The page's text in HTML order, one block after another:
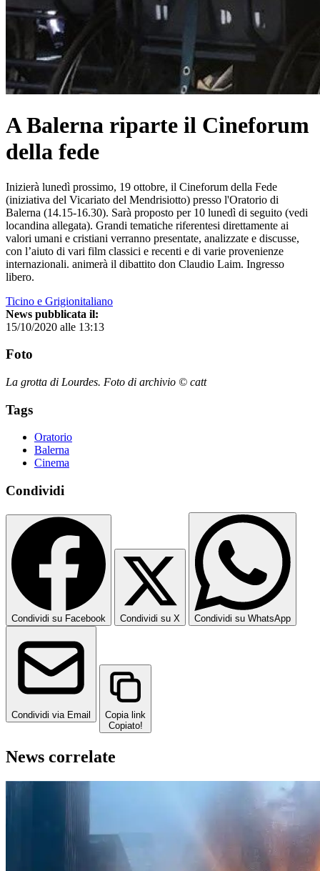
A Balerna riparte il Cineforum
della fede
Inizierà lunedì prossimo, 19 ottobre, il Cineforum della Fede
(iniziativa del Vicariato del Mendrisiotto) presso l'Oratorio di
Balerna (14.15-16.30). Sarà proposto per 10 lunedì di seguito (vedi
locandina allegata). Grandi tematiche riferentesi direttamente ai
valori umani e cristiani verranno presentate, analizzate e discusse,
con l’aiuto di vari film classici e recenti e di varie provenienze
internazionali. animerà il dibattito don Claudio Laim. Ingresso
libero.
Ticino e Grigionitaliano
News pubblicata il:
15/10/2020 alle 13:13
Foto
La grotta di Lourdes. Foto di archivio © catt
Tags
Oratorio
Balerna
Cinema
Condividi
Condividi su Facebook Condividi su X Condividi su WhatsApp
Condividi via Email
Copia link
Copiato!
News correlate